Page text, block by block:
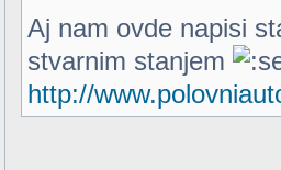
Aj nam ovde napisi
stvarnim stanjem
http://